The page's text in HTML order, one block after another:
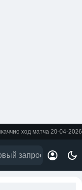
ход матча 20-04-2026